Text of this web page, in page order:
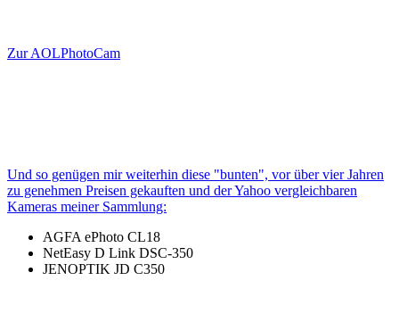
Zur AOLPhotoCam
Und so genügen mir weiterhin diese "bunten", vor über vier Jahren
zu genehmen Preisen gekauften und der Yahoo vergleichbaren
Kameras meiner Sammlung:
AGFA ePhoto CL18
NetEasy D Link DSC-350
JENOPTIK JD C350